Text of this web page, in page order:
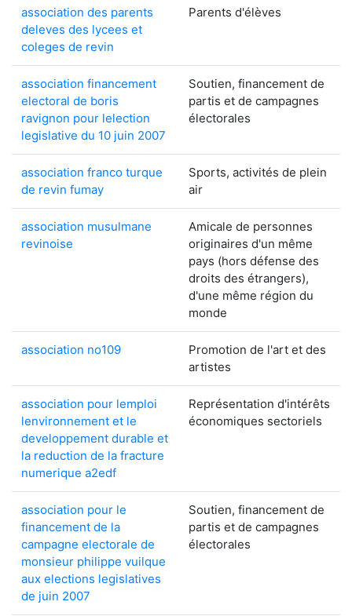
association des parents
deleves des lycees et
coleges de revin
Parents d'élèves
association financement
electoral de boris
ravignon pour lelection
legislative du 10 juin 2007
Soutien, financement de
partis et de campagnes
électorales
association franco turque
de revin fumay
Sports, activités de plein
air
association musulmane
revinoise
Amicale de personnes
originaires d'un même
pays (hors défense des
droits des étrangers),
d'une même région du
monde
association no109
Promotion de l'art et des
artistes
association pour lemploi
lenvironnement et le
developpement durable et
la reduction de la fracture
numerique a2edf
Représentation d'intérêts
économiques sectoriels
association pour le
financement de la
campagne electorale de
monsieur philippe vuilque
aux elections legislatives
de juin 2007
Soutien, financement de
partis et de campagnes
électorales